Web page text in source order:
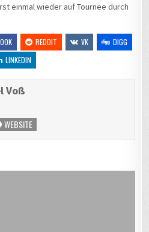
einmal wieder auf Tournee durch
REDDIT VK
DIGG
LINKEDIN
Voß
WEBSITE